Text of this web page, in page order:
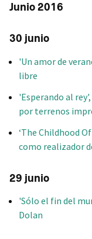
Junio 2016
30 junio
'Un amor de
libre
'Esperando al
por terrenos
‘The Childhood
como realizador
29 junio
'Sólo el fin del
Dolan